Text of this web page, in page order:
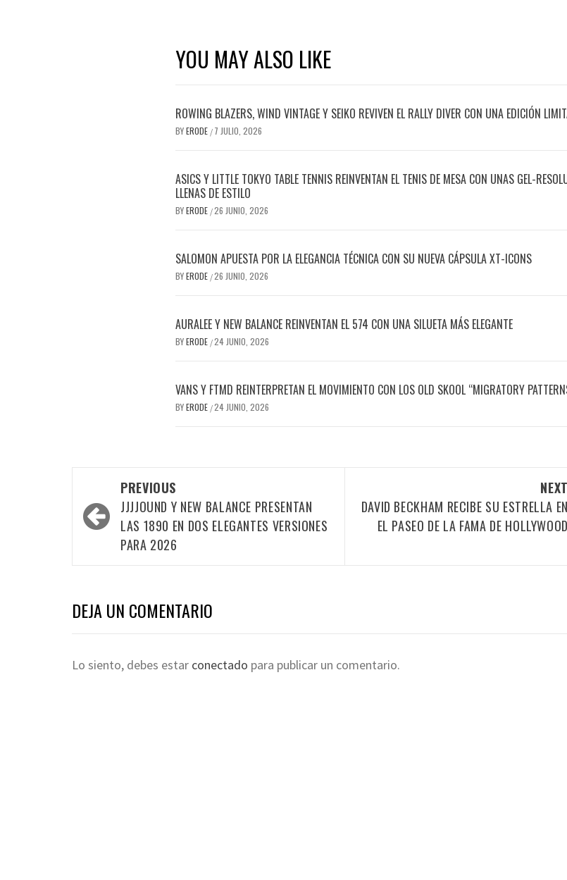
YOU MAY ALSO LIKE
ROWING BLAZERS, WIND VINTAGE Y SEIKO REVIVEN EL RALLY DIVER CON UNA EDICIÓN
BYERODE / 7 JULIO, 2026
ASICS Y LITTLE TOKYO TABLE TENNIS REINVENTAN EL TENIS DE MESA CON UNAS GEL-
LLENAS DE ESTILO
BYERODE /26 JUNIO, 2026
SALOMON APUESTA POR LA ELEGANCIA TÉCNICA CON SU NUEVA CÁPSULA XT-ICONS
BYERODE /26 JUNIO, 2026
AURALEE Y NEW BALANCE REINVENTAN EL 574 CON UNA SILUETA MÁS ELEGANTE
BYERODE /24 JUNIO, 2026
VANS Y FTMD REINTERPRETAN EL MOVIMIENTO CON LOS OLD SKOOL “MIGRATORY
BYERODE /24 JUNIO, 2026
PREVIOUS
JJJJOUND Y NEW BALANCE PRESENTAN
LAS 1890 EN DOS ELEGANTES VERSIONES
PARA 2026
NEXT
DAVID BECKHAM RECIBE SU ESTRELLA EN
EL PASEO DE LA FAMA DE HOLLYWOOD
DEJA UN COMENTARIO
Lo siento, debes estar conectado para publicar un comentario.